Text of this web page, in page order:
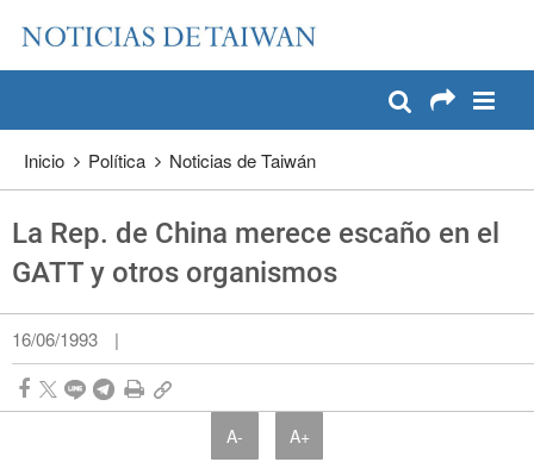
Pase a contenido principal
Inicio Política Noticias de Taiwán
La Rep. de China merece escaño en el
GATT y otros organismos
16/06/1993 |
A- A+